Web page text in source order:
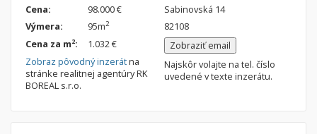
Hľadaj
Uložiť vyhľadávanie | alternate_emailZasielať na email
Zatvoriť vyhľadávanie
Cena:
98.000 €
Výmera:
95m2
Cena za m2:
1.032 €
Zobraz pôvodný inzerátna
stránke realitnej agentúry RK
BOREAL s.r.o.
Sabinovská 14
82108
Zobraziť email
Najskôr volajte na tel. číslo
uvedené v texte inzerátu.